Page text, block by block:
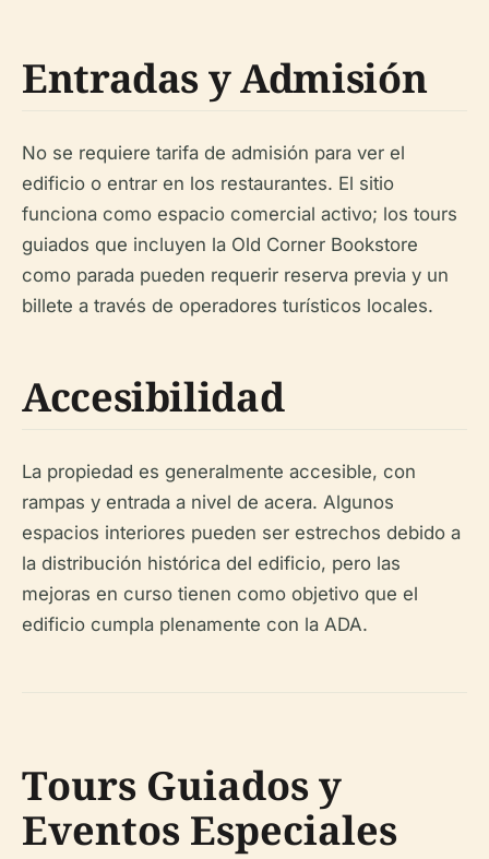
Entradas y Admisión
No se requiere tarifa de admisión para ver el
edificio o entrar en los restaurantes. El sitio
funciona como espacio comercial activo; los tours
guiados que incluyen la Old Corner Bookstore
como parada pueden requerir reserva previa y un
billete a través de operadores turísticos locales.
Accesibilidad
La propiedad es generalmente accesible, con
rampas y entrada a nivel de acera. Algunos
espacios interiores pueden ser estrechos debido a
la distribución histórica del edificio, pero las
mejoras en curso tienen como objetivo que el
edificio cumpla plenamente con la ADA.
Tours Guiados y
Eventos Especiales